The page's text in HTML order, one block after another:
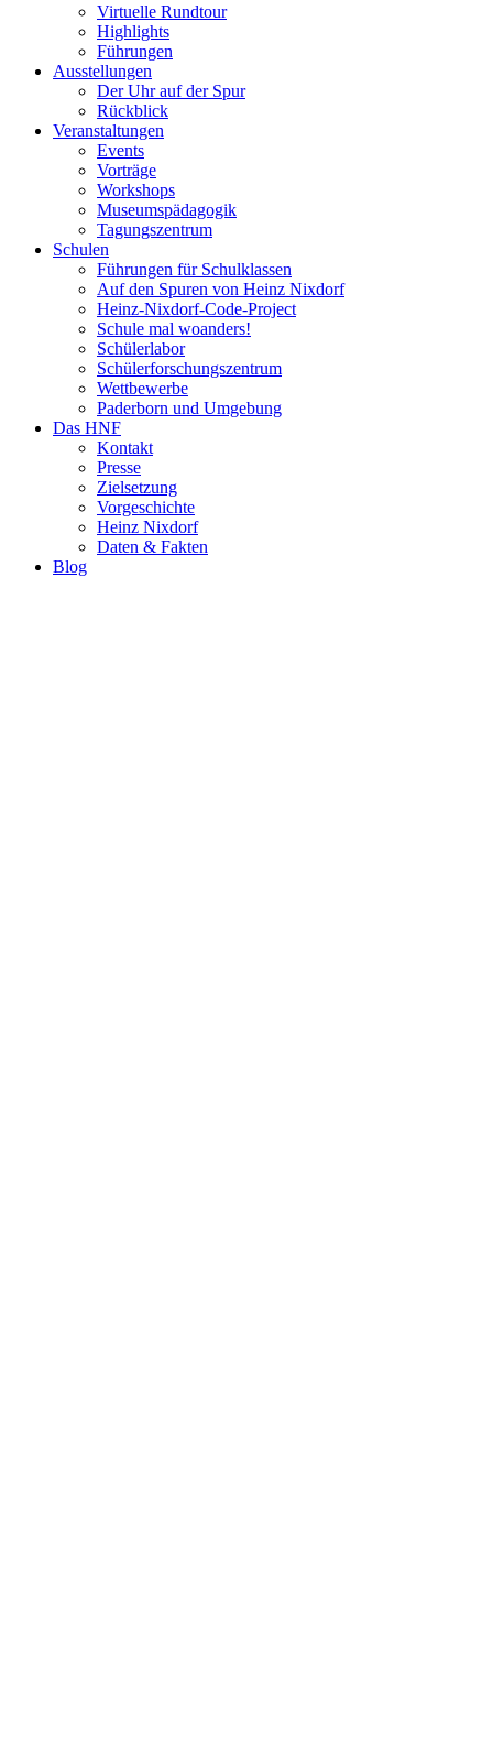
Virtuelle Rundtour
Highlights
Führungen
Ausstellungen
Der Uhr auf der Spur
Rückblick
Veranstaltungen
Events
Vorträge
Workshops
Museumspädagogik
Tagungszentrum
Schulen
Führungen für Schulklassen
Auf den Spuren von Heinz Nixdorf
Heinz-Nixdorf-Code-Project
Schule mal woanders!
Schülerlabor
Schülerforschungszentrum
Wettbewerbe
Paderborn und Umgebung
Das HNF
Kontakt
Presse
Zielsetzung
Vorgeschichte
Heinz Nixdorf
Daten & Fakten
Blog